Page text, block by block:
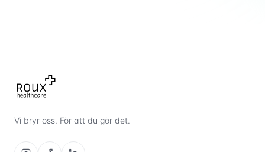
Vi bryr oss. För att du gör det.